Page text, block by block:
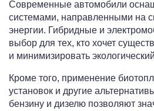
Современные автомобили
системами, направленными на
энергии. Гибридные и
выбор для тех, кто хочет
и минимизировать
Кроме того, применение
установок и другие
бензину и дизелю позволяют